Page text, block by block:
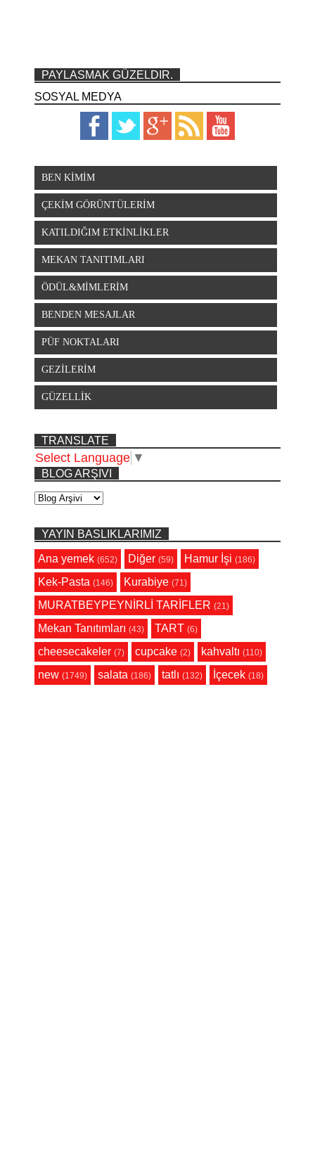
PAYLASMAK GÜZELDIR.
SOSYAL MEDYA
BEN KİMİM
ÇEKİM GÖRÜNTÜLERİM
KATILDIĞIM ETKİNLİKLER
MEKAN TANITIMLARI
ÖDÜL&MİMLERİM
BENDEN MESAJLAR
PÜF NOKTALARI
GEZİLERİM
GÜZELLİK
TRANSLATE
Select Language ▼
BLOG ARŞIVI
YAYIN BASLIKLARIMIZ
Ana yemek (652) Diğer (59) Hamur İşi (186)
Kek-Pasta (146) Kurabiye (71)
MURATBEYPEYNİRLİ TARİFLER (21)
Mekan Tanıtımları (43) TART (6)
cheesecakeler (7) cupcake (2) kahvaltı (110)
new (1749) salata (186) tatlı (132) İçecek (18)